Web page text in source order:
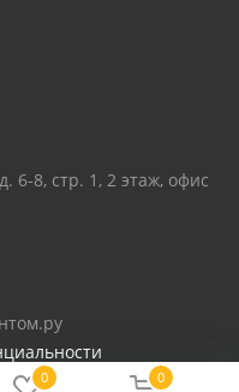
0 0
6-8, стр. 1, 2 этаж, офис